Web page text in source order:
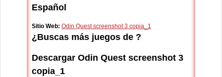
Español
Sitio Web: Odin Quest screenshot 3 copia_1
¿Buscas más juegos de ?
Descargar Odin Quest screenshot 3
copia_1